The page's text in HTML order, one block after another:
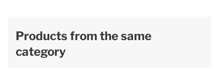
Products from the same
category